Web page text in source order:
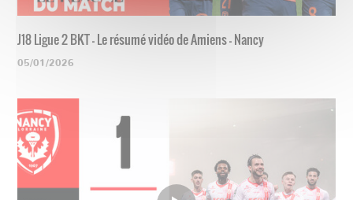
J18 Ligue 2 BKT - Le résumé vidéo de Amiens - Nancy
05/01/2026